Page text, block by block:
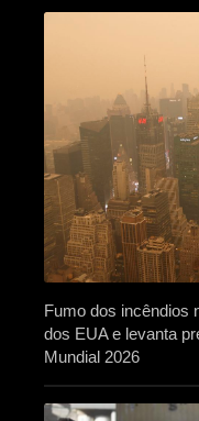
Fumo dos incêndios
dos EUA e levanta
Mundial 2026